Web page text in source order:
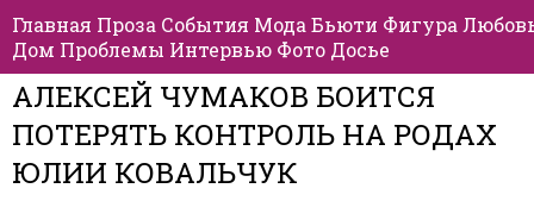
Главная Проза События Мода Бьюти Фигура
Дом Проблемы Интервью Фото Досье
АЛЕКСЕЙ ЧУМАКОВ БОИТСЯ
ПОТЕРЯТЬ КОНТРОЛЬ НА РОДАХ
ЮЛИИ КОВАЛЬЧУК